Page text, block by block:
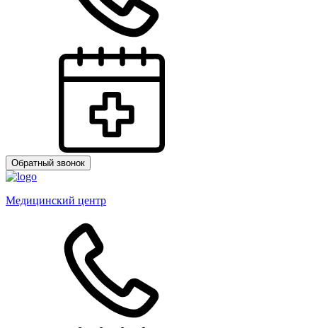
Обратный звонок
Медицинский центр